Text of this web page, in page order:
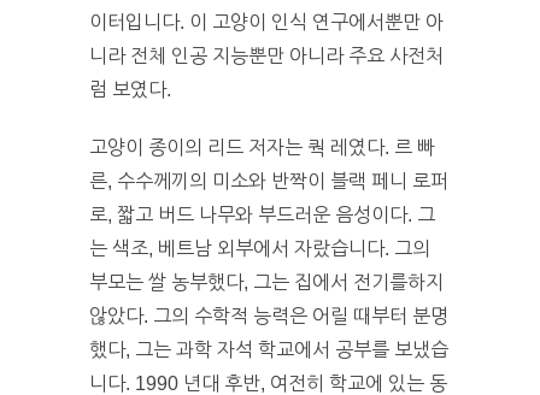
이터입니다. 이 고양이 인식 연구에서뿐만 아
니라 전체 인공 지능뿐만 아니라 주요 사전처
럼 보였다.
고양이 종이의 리드 저자는 쿽 레였다. 르 빠
른, 수수께끼의 미소와 반짝이 블랙 페니 로퍼
로, 짧고 버드 나무와 부드러운 음성이다. 그
는 색조, 베트남 외부에서 자랐습니다. 그의
부모는 쌀 농부했다, 그는 집에서 전기를하지
않았다. 그의 수학적 능력은 어릴 때부터 분명
했다, 그는 과학 자석 학교에서 공부를 보냈습
니다. 1990 년대 후반, 여전히 학교에 있는 동